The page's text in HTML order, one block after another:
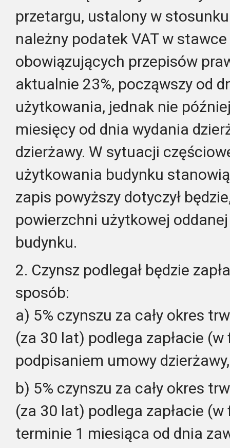
przetargu, ustalony w
należny podatek VAT w
obowiązujących przepisów
aktualnie 23%, począwszy od
użytkowania, jednak nie
miesięcy od dnia wydania
dzierżawy. W sytuacji
użytkowania budynku
zapis powyższy dotyczył
powierzchni użytkowej
budynku.
2. Czynsz podlegał będzie
sposób:
a) 5% czynszu za cały okres
(za 30 lat) podlega zapłacie
podpisaniem umowy dzierżawy,
b) 5% czynszu za cały okres
(za 30 lat) podlega zapłacie
terminie 1 miesiąca od dnia